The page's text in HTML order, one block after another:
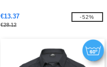
€13.37
€28.12
-52%